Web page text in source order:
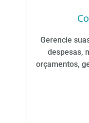
Gerencie
despesas,
orçamentos,